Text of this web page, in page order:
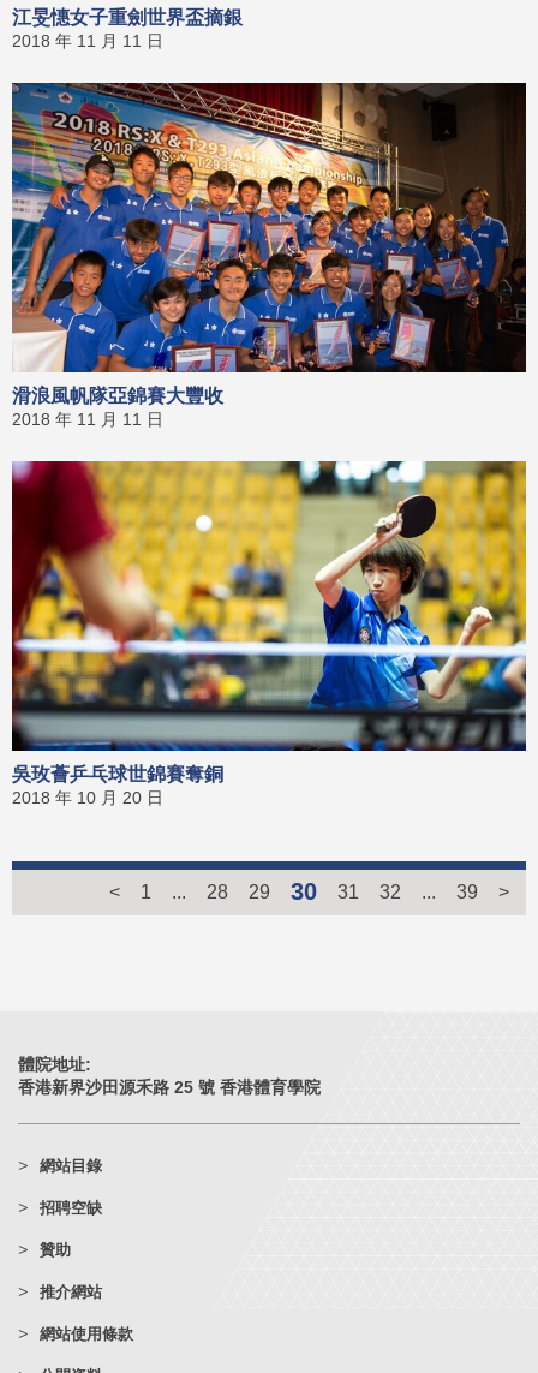
江旻憓女子重劍世界盃摘銀
2018 年 11 月 11 日
滑浪風帆隊亞錦賽大豐收
2018 年 11 月 11 日
吳玫薈乒乓球世錦賽奪銅
2018 年 10 月 20 日
< 1 ... 28 29 30 31 32 ... 39 >
體院地址:
香港新界沙田源禾路 25 號 香港體育學院
網站目錄
招聘空缺
贊助
推介網站
網站使用條款